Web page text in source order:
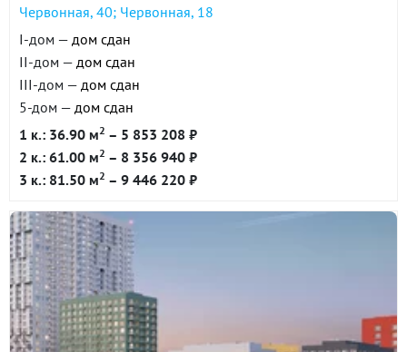
Червонная, 40; Червонная, 18
I-дом — дом сдан
II-дом — дом сдан
III-дом — дом сдан
5-дом — дом сдан
1 к.: 36.90 м2 – 5 853 208 ₽
2 к.: 61.00 м2 – 8 356 940 ₽
3 к.: 81.50 м2 – 9 446 220 ₽